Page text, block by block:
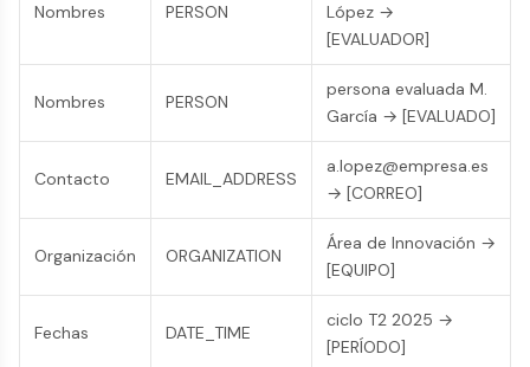
Nombres PERSON
López →
[EVALUADOR]
Nombres PERSON
persona evaluada M.
García → [EVALUADO]
Contacto EMAIL_ADDRESS
a.lopez@empresa.es
→ [CORREO]
Organización ORGANIZATION
Área de Innovación →
[EQUIPO]
Fechas DATE_TIME
ciclo T2 2025 →
[PERÍODO]